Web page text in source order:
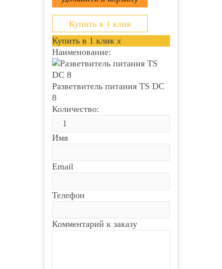
(внутренний контакт 2.1 мм) Выход: 8
штекеров питания DC...
Купить в 1 клик
Купить в 1 клик x
Наименование:
Разветвитель питания TS DC
8
Количество:
Имя
Email
Телефон
Комментарий к заказу